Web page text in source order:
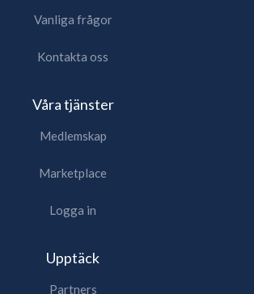
Vanliga frågor
Kontakta oss
Våra tjänster
Medlemskap
Marketplace
Logga in
Upptäck
Partners